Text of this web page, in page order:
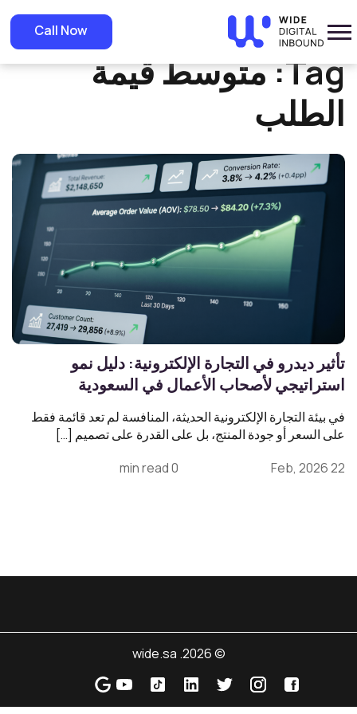
Call Now Home
» متوسط قيمة الطلب
Tag: متوسط قيمة
الطلب
تأثير ديدرو في التجارة الإلكترونية: دليل نمو
استراتيجي لأصحاب الأعمال في السعودية
في بيئة التجارة الإلكترونية الحديثة، المنافسة لم تعد قائمة فقط
على السعر أو جودة المنتج، بل على القدرة على تصميم […]
22 Feb, 2026
0 min read
© 2026. wide.sa